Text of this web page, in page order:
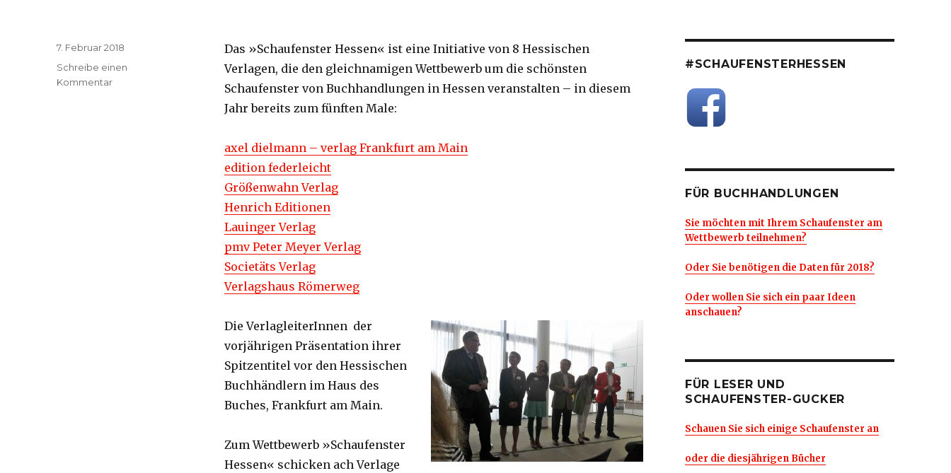
Das »Schaufenster Hessen« ist eine Initiative von 8 Hessischen
Verlagen, die den gleichnamigen Wettbewerb um die schönsten
Schaufenster von Buchhandlungen in Hessen veranstalten – in diesem
Jahr bereits zum fünften Male:
axel dielmann – verlag Frankfurt am Main
edition federleicht
Größenwahn Verlag
Henrich Editionen
Lauinger Verlag
pmv Peter Meyer Verlag
Societäts Verlag
Verlagshaus Römerweg
Die VerlagleiterInnen der
vorjährigen Präsentation ihrer
Spitzentitel vor den Hessischen
Buchhändlern im Haus des
Buches, Frankfurt am Main.
Zum Wettbewerb »Schaufenster
Hessen« schicken ach Verlage
Veröffentlicht
am
7. Februar 2018
Schreibe einen
Kommentar
#SCHAUFENSTERHESSEN
FÜR BUCHHANDLUNGEN
Sie möchten mit Ihrem Schaufenster am
Wettbewerb teilnehmen?
Oder Sie benötigen die Daten für 2018?
Oder wollen Sie sich ein paar Ideen
anschauen?
FÜR LESER UND
SCHAUFENSTER-GUCKER
Schauen Sie sich einige Schaufenster an
oder die diesjährigen Bücher